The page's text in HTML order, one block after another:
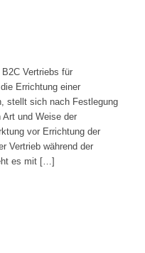
Vertriebs für
Errichtung einer
stellt sich nach Festlegung
und Weise der
vor Errichtung der
Vertrieb während der
es mit […]